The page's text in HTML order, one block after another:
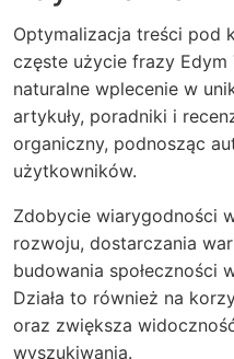
Optymalizacja treści pod
częste użycie frazy Edym
naturalne wplecenie w
artykuły, poradniki i
organiczny, podnosząc
użytkowników.
Zdobycie wiarygodności
rozwoju, dostarczania
budowania społeczności
Działa to również na
oraz zwiększa
wyszukiwania.